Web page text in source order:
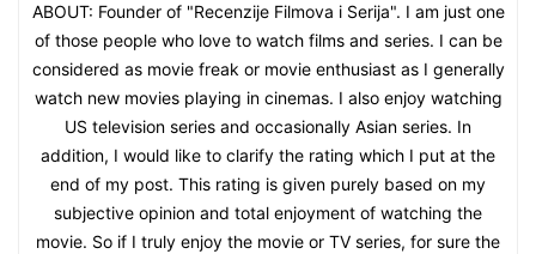
ABOUT: Founder of "Recenzije Filmova i Serija". I am just one
of those people who love to watch films and series. I can be
considered as movie freak or movie enthusiast as I generally
watch new movies playing in cinemas. I also enjoy watching
US television series and occasionally Asian series. In
addition, I would like to clarify the rating which I put at the
end of my post. This rating is given purely based on my
subjective opinion and total enjoyment of watching the
movie. So if I truly enjoy the movie or TV series, for sure the